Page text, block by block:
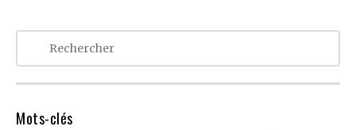
Mots-clés